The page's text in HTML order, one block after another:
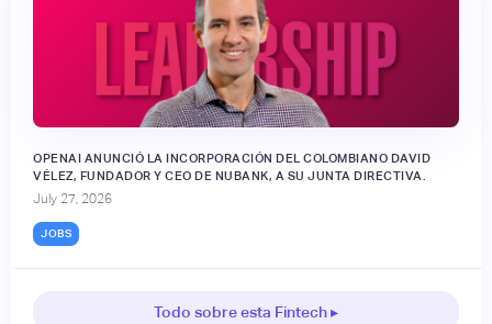
OPENAI ANUNCIÓ LA INCORPORACIÓN DEL COLOMBIANO DAVID
VÉLEZ, FUNDADOR Y CEO DE NUBANK, A SU JUNTA DIRECTIVA.
July 27, 2026
JOBS
Todo sobre esta Fintech ▸